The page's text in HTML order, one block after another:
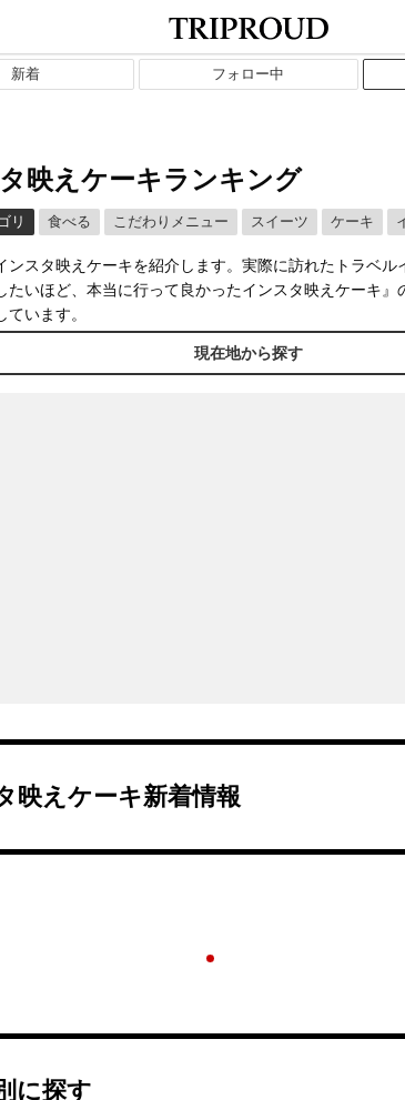
新着 フォロー中
映えケーキランキング
リ 食べる こだわりメニュー スイーツ ケーキ
ンスタ映えケーキを紹介します。実際に訪れたトラベル
たいほど、本当に行って良かったインスタ映えケーキ』
います。
現在地から探す
映えケーキ新着情報
に探す